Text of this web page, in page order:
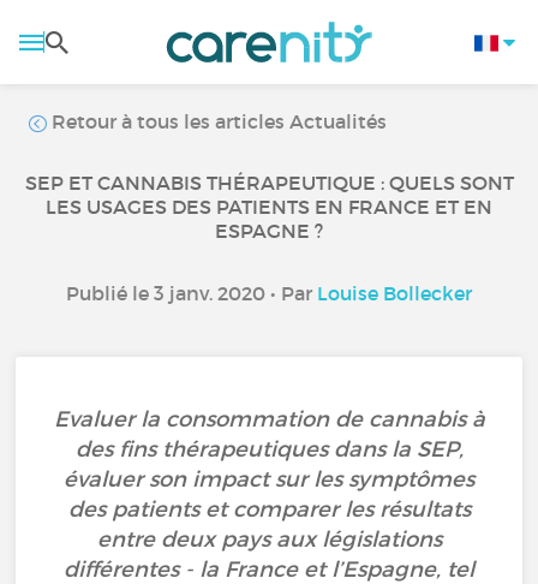
Retour à tous les articles Actualités
SEP ET CANNABIS THÉRAPEUTIQUE : QUELS SONT
LES USAGES DES PATIENTS EN FRANCE ET EN
ESPAGNE ?
Publié le 3 janv. 2020 • Par Louise Bollecker
Evaluer la consommation de cannabis à
des fins thérapeutiques dans la SEP,
évaluer son impact sur les symptômes
des patients et comparer les résultats
entre deux pays aux législations
différentes - la France et l’Espagne, tel